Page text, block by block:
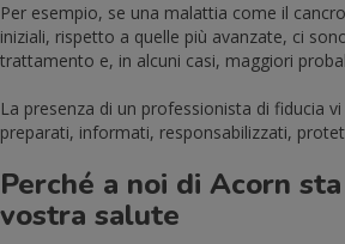
Per esempio, se una malattia come il
iniziali, rispetto a quelle più avanzate, ci
trattamento e, in alcuni casi, maggiori
La presenza di un professionista di fiducia
preparati, informati, responsabilizzati,
Perché a noi di Acorn
vostra salute